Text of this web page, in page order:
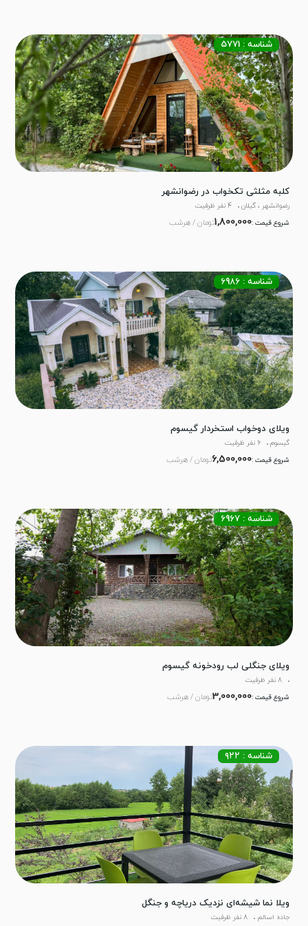
کلبه مثلثی تکخواب در رضوانشهر
شناسه : 5771
رضوانشهر ، گیلان
4 نفر ظرفیت
شروع قیمت :1,800,000تومان / هرشب
ویلای دوخواب استخردار گیسوم
شناسه : 6986
گیسوم
6 نفر ظرفیت
شروع قیمت :6,500,000تومان / هرشب
ویلای جنگلی لب رودخونه گیسوم
شناسه : 6967
8 نفر ظرفیت
شروع قیمت :3,000,000تومان / هرشب
ویلا نما شیشه‌ای نزدیک دریاچه و جنگل
شناسه : ۹۲۲
جاده اسالم
8 نفر ظرفیت